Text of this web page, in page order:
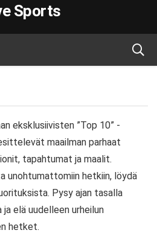
Sports
eksklusiivisten ”Top 10” -
maailman parhaat
tapahtumat ja maalit.
unohtumattomiin hetkiin, löydä
Pysy ajan tasalla
elä uudelleen urheilun
hetket.